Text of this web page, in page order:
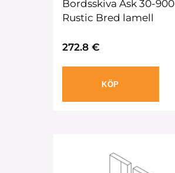
Bordsskiva Ask 30-
Rustic Bred lamell
272.8 €
KÖP